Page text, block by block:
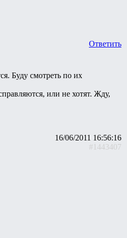
Ответить
Буду смотреть по их
или не хотят. Жду,
16/06/2011 16:56:16
#1443407